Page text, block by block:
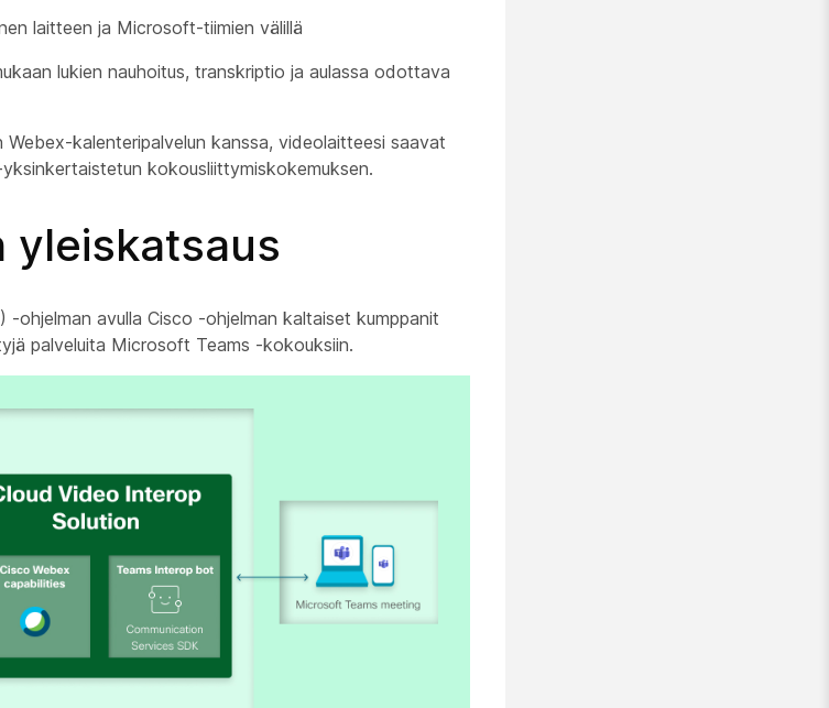
laitteen ja Microsoft-tiimien välillä
lukien nauhoitus, transkriptio ja aulassa odottava
kalenteripalvelun kanssa, videolaitteesi saavat
kokousliittymiskokemuksen.
yleiskatsaus
ohjelman avulla Cisco -ohjelman kaltaiset kumppanit
palveluita Microsoft Teams -kokouksiin.